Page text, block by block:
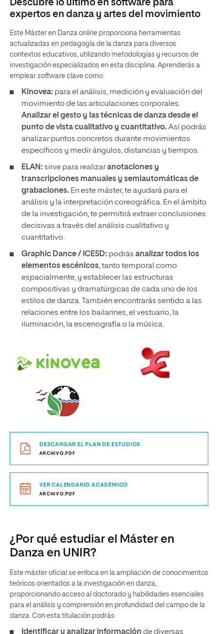
Descubre lo último en software para
expertos en danza y artes del movimiento
Este Máster en Danza online proporciona herramientas
actualizadas en pedagogía de la danza para diversos
contextos educativos, utilizando metodologías y recursos de
investigación especializados en esta disciplina. Aprenderás a
emplear software clave como:
Kinovea: para el análisis, medición y evaluación del
movimiento de las articulaciones corporales.
Analizar el gesto y las técnicas de danza desde el
punto de vista cualitativo y cuantitativo. Así podrás
analizar puntos concretos durante movimientos
específicos y medir ángulos, distancias y tiempos.
ELAN: sirve para realizaranotaciones y
transcripciones manuales y semiautomáticas de
grabaciones. En este máster, te ayudará para el
análisis y la interpretación coreográfica. En el ámbito
de la investigación, te permitirá extraer conclusiones
decisivas a través del análisis cualitativo y
cuantitativo.
Graphic Dance / ICESD: podrás analizar todos los
elementos escénicos, tanto temporal como
espacialmente, y establecer las estructuras
compositivas y dramatúrgicas de cada uno de los
estilos de danza. También encontrarás sentido a las
relaciones entre los bailarines, el vestuario, la
iluminación, la escenografía o la música.
DESCARGAR EL PLAN DE ESTUDIOS
ARCHIVO.PDF
VER CALENDARIO ACADÉMICO
ARCHIVO.PDF
¿Por qué estudiar el Máster en
Danza en UNIR?
Este máster oficial se enfoca en la ampliación de conocimientos
teóricos orientados a la investigación en danza,
proporcionando acceso al doctorado y habilidades esenciales
para el análisis y comprensión en profundidad del campo de la
danza. Con esta titulación podrás:
Identificar y analizar información de diversas